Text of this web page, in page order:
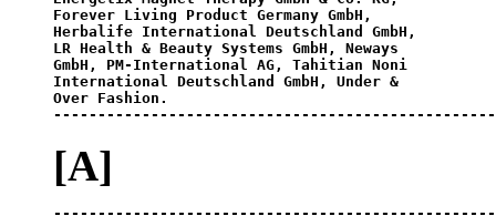
Forever Living Product Germany GmbH,
Herbalife International Deutschland GmbH,
LR Health & Beauty Systems GmbH, Neways
GmbH, PM-International AG, Tahitian Noni
International Deutschland GmbH, Under &
Over Fashion.
[A]